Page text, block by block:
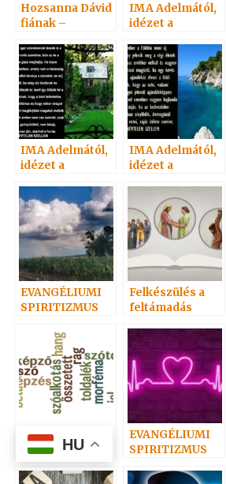
Hozsanna Dávid
fiának –
ADÁ-ról
IMA Adelmától,
idézet a
Szellemtől 54.
IMA Adelmától,
idézet a
Szellemtől 4.
IMA Adelmától,
idézet a
Szellemtől 16.
EVANGÉLIUMI
SPIRITIZMUS
Felkészülés a
feltámadás
Adai közlemény
LEVELET
KAPTUNK! –
Szegedről
EVANGÉLIUMI
SPIRITIZMUS
HU